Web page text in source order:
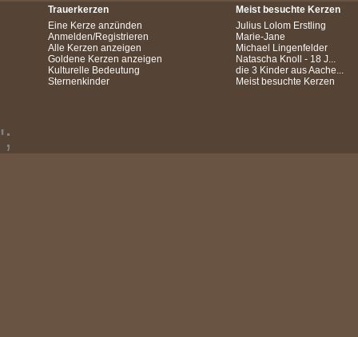
Trauerkerzen
Eine Kerze anzünden
Anmelden/Registrieren
Alle Kerzen anzeigen
Goldene Kerzen anzeigen
Kulturelle Bedeutung
Sternenkinder
Meist besuchte Kerzen
Julius Lolom Erstling
Marie-Jane
Michael Lingenfelder
Natascha Knoll - 18 J...
die 3 Kinder aus Aache...
Meist besuchte Kerzen
';